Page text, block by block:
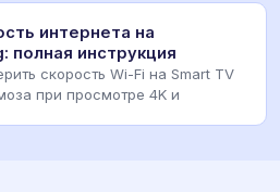
интернета на
полная инструкция
скорость Wi-Fi на Smart TV
при просмотре 4K и